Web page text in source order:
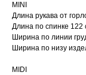
MINI
Длина рукава от
Длина по спинке 122
Ширина по линии
Ширина по низу
MIDI